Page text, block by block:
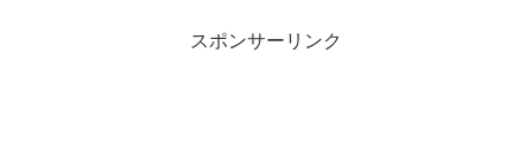
スポンサーリンク